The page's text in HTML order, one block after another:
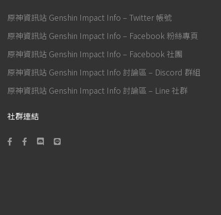
原神資訊站 Genshin Impact Info – Twitter 帳號
原神資訊站 Genshin Impact Info – Facebook 粉絲專頁
原神資訊站 Genshin Impact Info – Facebook 社團
原神資訊站 Genshin Impact Info 討論區 – Discord 群組
原神資訊站 Genshin Impact Info 討論區 – Line 社群
社群連結